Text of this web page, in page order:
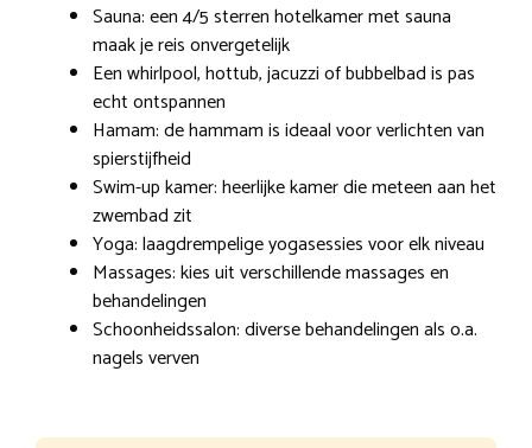
Sauna: een 4/5 sterren hotelkamer met sauna
maak je reis onvergetelijk
Een whirlpool, hottub, jacuzzi of bubbelbad is pas
echt ontspannen
Hamam: de hammam is ideaal voor verlichten van
spierstijfheid
Swim-up kamer: heerlijke kamer die meteen aan het
zwembad zit
Yoga: laagdrempelige yogasessies voor elk niveau
Massages: kies uit verschillende massages en
behandelingen
Schoonheidssalon: diverse behandelingen als o.a.
nagels verven